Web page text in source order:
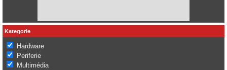
Kategorie
Hardware
Periferie
Multimédia